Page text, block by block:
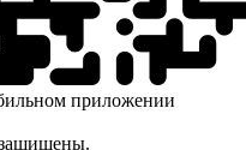
приложении